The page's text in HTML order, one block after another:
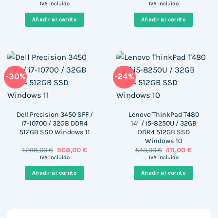
precio
era:
999,00 €.
IVA incluido
Añadir al carrito
precio
era:
1.163,00 €.
IVA incluido
Añadir al carrito
-30%
Dell Precision 3450 SFF /
i7-10700 / 32GB DDR4
512GB SSD Windows 11
1.298,00€ El
precio
era:
1.298,00 €.
908,00 €El
IVA incluido
Añadir al carrito
-24%
Lenovo ThinkPad T480
14″ / i5-8250U / 32GB
DDR4 512GB SSD
Windows 10
543,00€ El
precio
era:
543,00 €.
411,00€El
es:
411,00 €.
IVA incluido
Añadir al carrito